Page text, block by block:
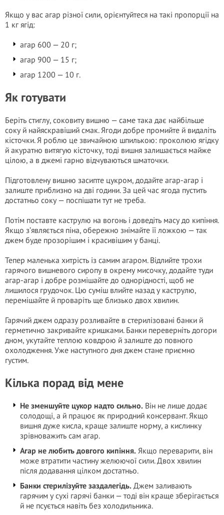
Якщо у вас агар різної сили, орієнтуйтеся на такі пропорції на
1 кг ягід:
агар 600 — 20 г;
агар 900 — 15 г;
агар 1200 — 10 г.
Як готувати
Беріть стиглу, соковиту вишню — саме така дає найбільше
соку й найяскравіший смак. Ягоди добре промийте й видаліть
кісточки. Я роблю це звичайною шпилькою: проколюю ягідку
й акуратно витягую кісточку, тоді вишня залишається майже
цілою, а в джемі гарно відчуваються шматочки.
Підготовлену вишню засипте цукром, додайте агар-агар і
залиште приблизно на дві години. За цей час ягода пустить
достатньо соку — поспішати тут не треба.
Потім поставте каструлю на вогонь і доведіть масу до кипіння.
Якщо з’являється піна, обережно знімайте її ложкою — так
джем буде прозорішим і красивішим у банці.
Тепер маленька хитрість із самим агаром. Відлийте трохи
гарячого вишневого сиропу в окрему мисочку, додайте туди
агар-агар і добре розмішайте до однорідності, щоб не
лишилося грудочок. Цю суміш влийте назад у каструлю,
перемішайте й проваріть ще близько двох хвилин.
Гарячий джем одразу розливайте в стерилізовані банки й
герметично закривайте кришками. Банки переверніть догори
дном, укутайте теплою ковдрою й залиште до повного
охолодження. Уже наступного дня джем стане приємно
густим.
Кілька порад від мене
Не зменшуйте цукор надто сильно. Він не лише додає
солодощі, а й працює як природний консервант. Якщо
вишня дуже кисла, краще залиште норму, а кислинку
зрівноважить сам агар.
Агар не любить довгого кипіння. Якщо переварити, він
може втратити частину желюючої сили. Двох хвилин
після додавання цілком достатньо.
Банки стерилізуйте заздалегідь. Джем заливають
гарячим у сухі гарячі банки — тоді він краще зберігається
й не псується навіть без холодильника.